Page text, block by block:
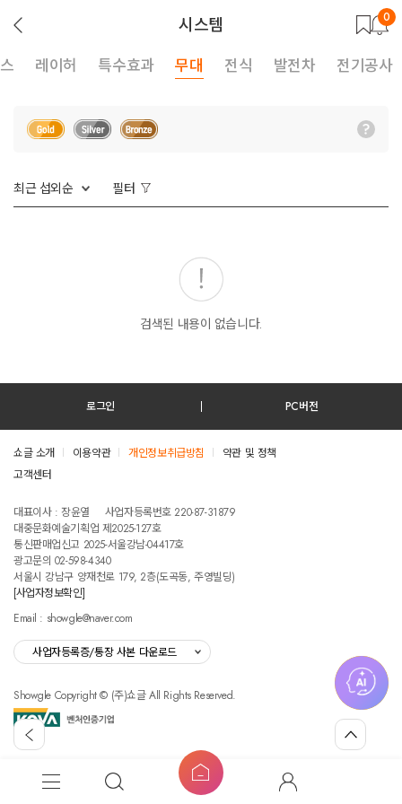
시스템
뒤
로
0
레이허 특수효과 무대 전식 발전차 전기공사
최근 섭외순 필터
검색된 내용이 없습니다.
홈
버
튼
뒤
가
섭
외
공
고
맨
위
로
로그인 PC버전
쇼글 소개 이용약관 개인정보취급방침
약관 및 정책
고객센터
대표이사 : 장윤열
사업자등록번호 220-87-31879
대중문화예술기획업 제2025-127호
통신판매업신고 2025-서울강남-04417호
광고문의 02-598-4340
서울시 강남구 양재천로 179, 2층(도곡동, 주영빌딩)
[사업자정보확인]
Email : showgle@naver.com
사업자등록증/통장 사본 다운로드
Showgle Copyright © (주)쇼글 All Rights Reserved.